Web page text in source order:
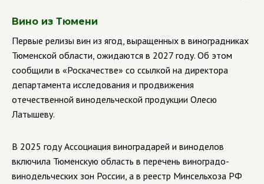
Вино из Тюмени
Первые релизы вин из ягод, выращенных в виноградниках
Тюменской области, ожидаются в 2027 году. Об этом
сообщили в «Роскачестве» со ссылкой на директора
департамента исследования и продвижения
отечественной винодельческой продукции Олесю
Латышеву.
В 2025 году Ассоциация виноградарей и виноделов
включила Тюменскую область в перечень виноградо-
винодельческих зон России, а в реестр Минсельхоза РФ